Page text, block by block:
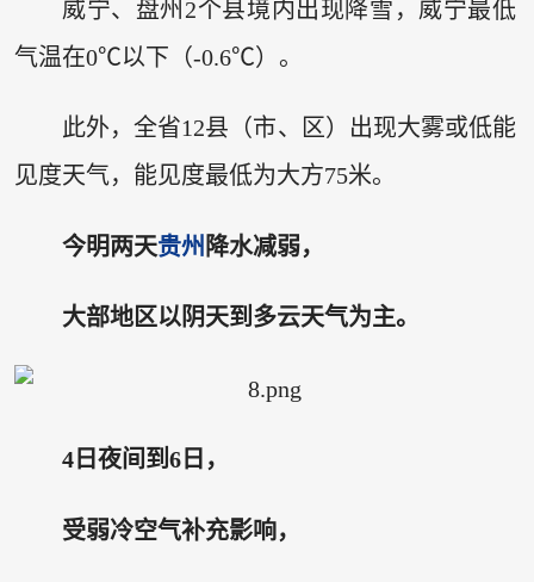
威宁、盘州2个县境内出现降雪，威宁最低
气温在0℃以下（-0.6℃）。
此外，全省12县（市、区）出现大雾或低能
见度天气，能见度最低为大方75米。
今明两天贵州 降水减弱，
大部地区以阴天到多云天气为主。
4日夜间到6日，
受弱冷空气补充影响，